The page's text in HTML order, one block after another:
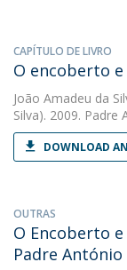
CAPÍTULO DE LIVRO
O encoberto e
João Amadeu da
Silva). 2009. Padre
DOWNLOAD
OUTRAS
O Encoberto
Padre António